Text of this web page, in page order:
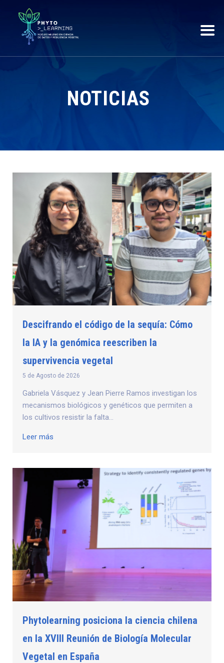
NOTICIAS
Descifrando el código de la sequía: Cómo
la IA y la genómica reescriben la
supervivencia vegetal
5 de Agosto de 2026
Gabriela Vásquez y Jean Pierre Ramos investigan los
mecanismos biológicos y genéticos que permiten a
los cultivos resistir la falta...
Leer más
Phytolearning posiciona la ciencia chilena
en la XVIII Reunión de Biología Molecular
Vegetal en España